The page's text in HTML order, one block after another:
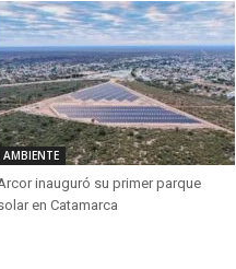
AMBIENTE
inauguró su primer parque
en Catamarca